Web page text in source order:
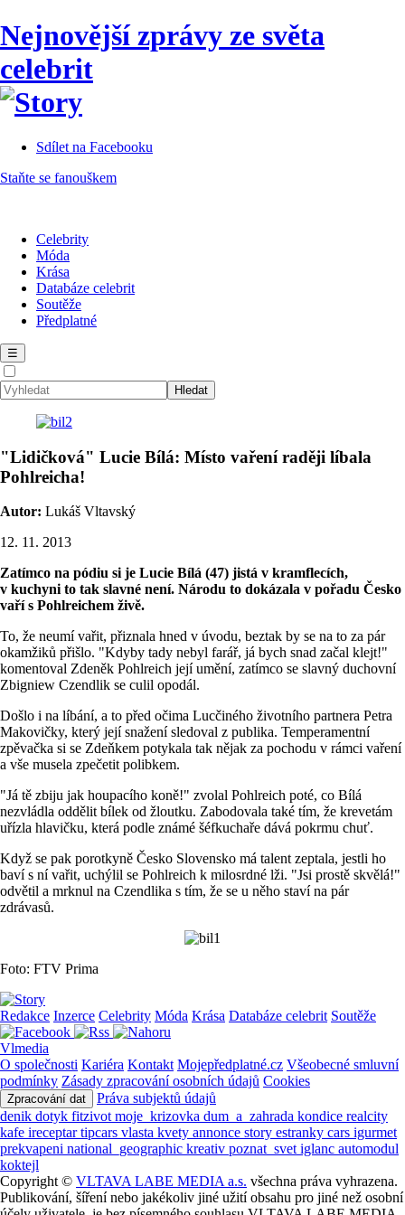
Nejnovější zprávy ze světa
celebrit
Sdílet na Facebooku
Staňte se fanouškem
Celebrity
Móda
Krása
Databáze celebrit
Soutěže
Předplatné
☰
"Lidičková" Lucie Bílá: Místo vaření raději líbala
Pohlreicha!
Autor: Lukáš Vltavský
12. 11. 2013
Zatímco na pódiu si je Lucie Bílá (47) jistá v kramflecích,
v kuchyni to tak slavné není. Národu to dokázala v pořadu Česko
vaří s Pohlreichem živě.
To, že neumí vařit, přiznala hned v úvodu, beztak by se na to za pár
okamžiků přišlo. "Kdyby tady nebyl farář, já bych snad začal klejt!"
komentoval Zdeněk Pohlreich její umění, zatímco se slavný duchovní
Zbigniew Czendlik se culil opodál.
Došlo i na líbání, a to před očima Lucčiného životního partnera Petra
Makovičky, který její snažení sledoval z publika. Temperamentní
zpěvačka si se Zdeňkem potykala tak nějak za pochodu v rámci vaření
a vše musela zpečetit polibkem.
"Já tě zbiju jak houpacího koně!" zvolal Pohlreich poté, co Bílá
nezvládla oddělit bílek od žloutku. Zabodovala také tím, že krevetám
uřízla hlavičku, která podle známé šéfkuchaře dává pokrmu chuť.
Když se pak porotkyně Česko Slovensko má talent zeptala, jestli ho
baví s ní vařit, uchýlil se Pohlreich k milosrdné lži. "Jsi prostě skvělá!"
odvětil a mrknul na Czendlika s tím, že se u něho staví na pár
zdrávasů.
Foto: FTV Prima
Redakce Inzerce Celebrity Móda Krása Databáze celebrit Soutěže
Vlmedia
O společnosti Kariéra Kontakt Mojepředplatné.cz Všeobecné smluvní
podmínky Zásady zpracování osobních údajů Cookies
Zpracování dat
Práva subjektů údajů
denik dotyk fitzivot moje_krizovka dum_a_zahrada kondice realcity
kafe ireceptartipcars vlasta kvety annonce story estranky cars igurmet
prekvapeni national_geographic kreativ poznat_svet iglanc automodul
koktejl
Copyright © VLTAVA LABE MEDIA a.s. všechna práva vyhrazena.
Publikování, šíření nebo jakékoliv jiné užití obsahu pro jiné než osobní